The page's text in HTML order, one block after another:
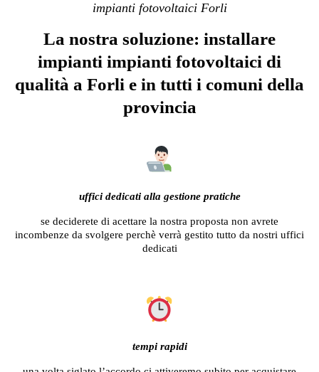
impianti fotovoltaici Forli
La nostra soluzione: installare
impianti impianti fotovoltaici di
qualità a Forli e in tutti i comuni della
provincia
uffici dedicati alla gestione pratiche
se deciderete di acettare la nostra proposta non avrete
incombenze da svolgere perchè verrà gestito tutto da nostri uffici
dedicati
tempi rapidi